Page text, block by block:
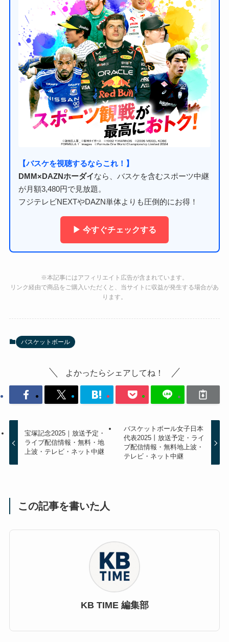
【バスケを視聴するならこれ！】
DMM×DAZNホーダイなら、バスケを含むスポーツ中継
が月額3,480円で見放題。
フジテレビNEXTやDAZN単体よりも圧倒的にお得！
▶ 今すぐチェックする
※本記事にはアフィリエイト広告が含まれています。
リンク経由で商品をご購入いただくと、当サイトに収益が発生する場合があ
ります。
バスケットボール
よかったらシェアしてね！
宝塚記念2025｜放送予定・
ライブ配信情報・無料・地
上波・テレビ・ネット中継
バスケットボール女子日本
代表2025丨放送予定・ライ
ブ配信情報・無料地上波・
テレビ・ネット中継
この記事を書いた人
KB TIME 編集部